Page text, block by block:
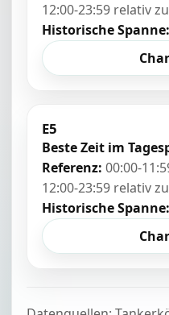
12:00-23:59 relativ
Historische Spanne:
E5
Beste Zeit im
Referenz: 00:00-
12:00-23:59 relativ
Historische Spanne: